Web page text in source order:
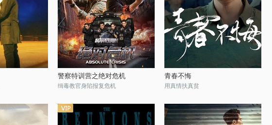
警察特训营之绝对危机
缉毒教官身陷报复危机
青春不悔
用真情扶真贫